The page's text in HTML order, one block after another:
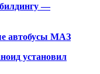
—
автобусы МАЗ
установил